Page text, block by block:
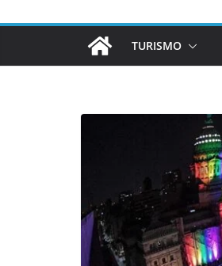
TURISMO